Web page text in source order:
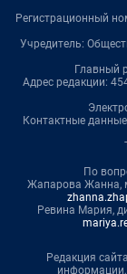
Регистрационный
Учредитель:
Главный
Адрес редакции:
Контактные
По
Жапарова Жанна,
Ревина Мария,
Редакция